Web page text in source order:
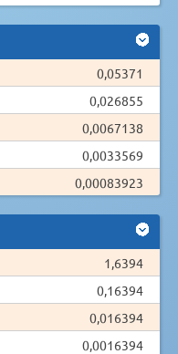
0,05371
0,026855
0,0067138
0,0033569
0,00083923
1,6394
0,16394
0,016394
0,0016394